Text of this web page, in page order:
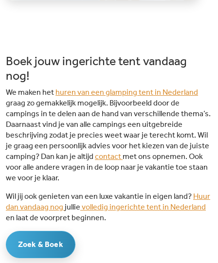
Boek jouw ingerichte tent vandaag
nog!
We maken het huren van een glamping tent in Nederland
graag zo gemakkelijk mogelijk. Bijvoorbeeld door de
campings in te delen aan de hand van verschillende thema’s.
Daarnaast vind je van alle campings een uitgebreide
beschrijving zodat je precies weet waar je terecht komt. Wil
je graag een persoonlijk advies voor het kiezen van de juiste
camping? Dan kan je altijd contact met ons opnemen. Ook
voor alle andere vragen in de loop naar je vakantie toe staan
we voor je klaar.
Wil jij ook genieten van een luxe vakantie in eigen land? Huur
dan vandaag nog jullie volledig ingerichte tent in Nederland
en laat de voorpret beginnen.
Zoek & Boek